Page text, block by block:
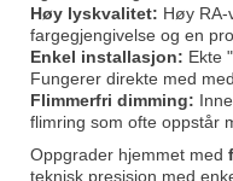
Høy lyskvalitet: Høy
fargegjengivelse og en
Enkel installasjon: Ekte
Fungerer direkte med
Flimmerfri dimming:
flimring som ofte oppstår
Oppgrader hjemmet med
teknisk presisjon med